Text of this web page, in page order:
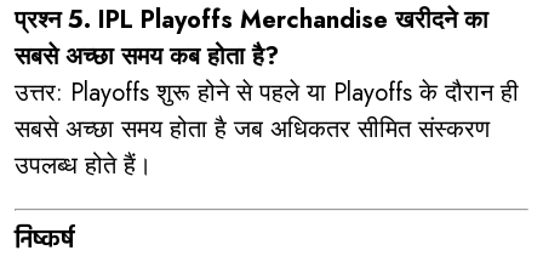
प्रश्न 5. IPL Playoffs Merchandise खरीदने का
सबसे अच्छा समय कब होता है?
उत्तर: Playoffs शुरू होने से पहले या Playoffs के दौरान ही
सबसे अच्छा समय होता है जब अधिकतर सीमित संस्करण
उपलब्ध होते हैं।
निष्कर्ष